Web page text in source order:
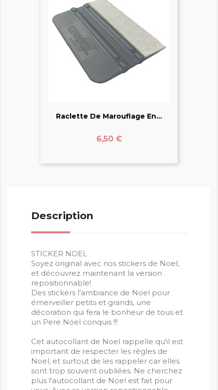
Raclette De Marouflage En...
Prix
6,50 €
Description
STICKER NOEL
Soyez original avec nos stickers de Noel,
et découvrez maintenant la version
repositionnable!
Des stickers l'ambiance de Noel pour
émerveiller petits et grands, une
décoration qui fera le bonheur de tous et
un Pere Noel conquis !!!
Cet autocollant de Noel rappelle qu'il est
important de respecter les règles de
Noel, et surtout de les rappeler car elles
sont trop souvent oubliées. Ne cherchez
plus l'autocollant de Noel est fait pour